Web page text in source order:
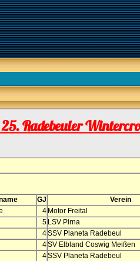
Radebeuler
GJ Verein
4 Motor Freital
5 LSV Pirna
4SSV Planeta Radebeul
4SV Elbland Coswig Meißen
4SSV Planeta Radebeul